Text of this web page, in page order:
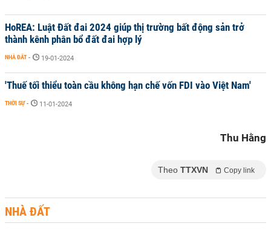
HoREA: Luật Đất đai 2024 giúp thị trường bất động sản trở
thành kênh phân bổ đất đai hợp lý
NHÀ ĐẤT - 19-01-2024
'Thuế tối thiểu toàn cầu không hạn chế vốn FDI vào Việt Nam'
THỜI SỰ - 11-01-2024
Thu Hằng
Theo TTXVN Copy link
NHÀ ĐẤT